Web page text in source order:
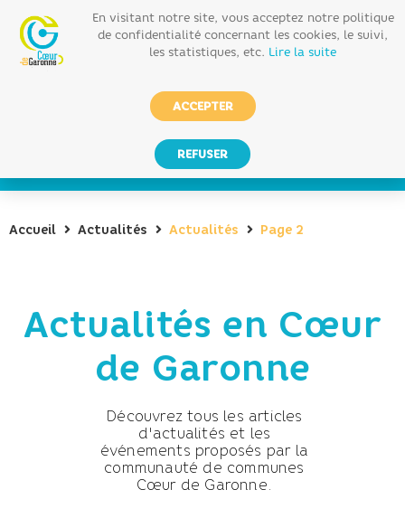
Accueil Actualités Actualités Page 2
Actualités en Cœur
de Garonne
Découvrez tous les articles
d'actualités et les
événements proposés par la
communauté de communes
Cœur de Garonne.
En visitant notre site, vous acceptez notre politique
de confidentialité concernant les cookies, le suivi,
les statistiques, etc. Lire la suite
ACCEPTER
REFUSER